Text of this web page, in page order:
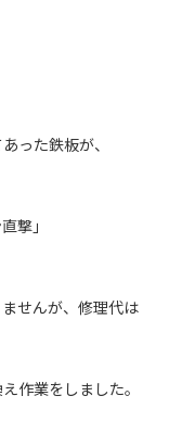
った鉄板が、
撃」
せんが、修理代は
作業をしました。